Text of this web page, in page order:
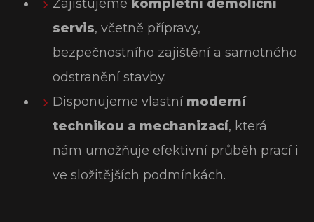
Zajišťujeme kompletní demoliční
servis, včetně přípravy,
bezpečnostního zajištění a samotného
odstranění stavby.
Disponujeme vlastní moderní
technikou a mechanizací, která
nám umožňuje efektivní průběh prací i
ve složitějších podmínkách.